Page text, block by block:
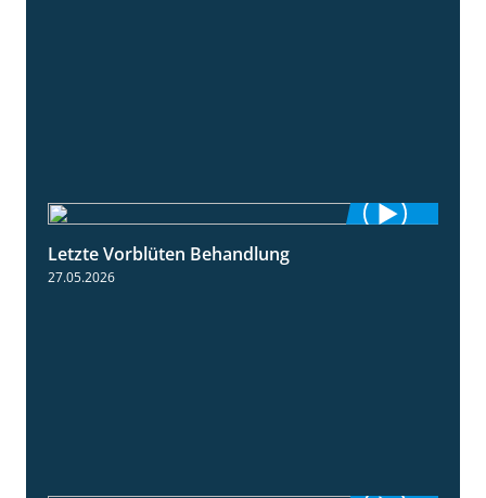
Letzte Vorblüten Behandlung
27.05.2026